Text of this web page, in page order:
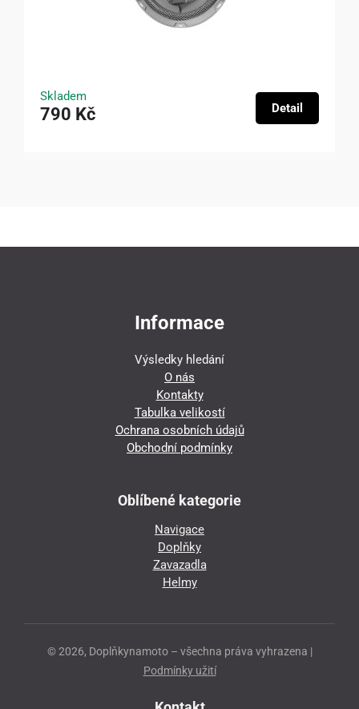
Skladem
790 Kč Detail
Informace
Výsledky hledání
O nás
Kontakty
Tabulka velikostí
Ochrana osobních údajů
Obchodní podmínky
Oblíbené kategorie
Navigace
Doplňky
Zavazadla
Helmy
© 2026, Doplňkynamoto – všechna práva vyhrazena |
Podmínky užití